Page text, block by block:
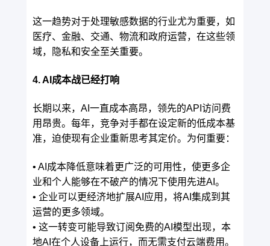
这一趋势对于处理敏感数据的行业尤为重要，如
医疗、金融、交通、物流和政府运营，在这些领
域，隐私和安全至关重要。
4. AI成本战已经打响
长期以来，AI一直成本高昂，领先的API访问费
用昂贵。每年，竞争对手都在设定新的低成本基
准，迫使现有企业重新思考其定价。为何重要：
• AI成本降低意味着更广泛的可用性，使更多企
业和个人能够在不破产的情况下使用先进AI。
• 企业可以更经济地扩展AI应用，将AI集成到其
运营的更多领域。
• 这一转变可能导致订阅免费的AI模型出现，本
地AI在个人设备上运行，而无需支付云端费用。